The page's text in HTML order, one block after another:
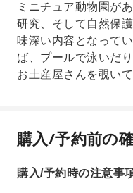
ミニチュア動物園が
研究、そして自然保
味深い内容となって
ば、プールで泳いだ
お土産屋さんを覗い
購入/予約前の
購入/予約時の注意事